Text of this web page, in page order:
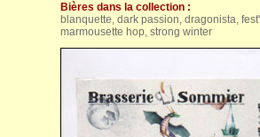
Bières dans la collection :
blanquette, dark passion, dragonista,
marmousette hop, strong winter